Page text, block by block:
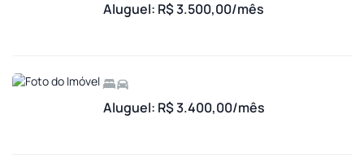
Aluguel: R$ 3.500,00/mês
Aluguel: R$ 3.400,00/mês